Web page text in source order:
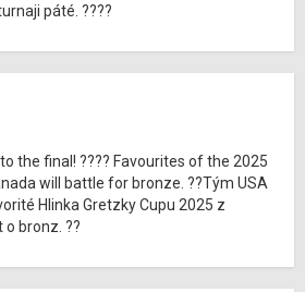
páté. ????
the final! ???? Favourites of the 2025
will battle for bronze. ??Tým USA
Hlinka Gretzky Cupu 2025 z
o bronz. ??